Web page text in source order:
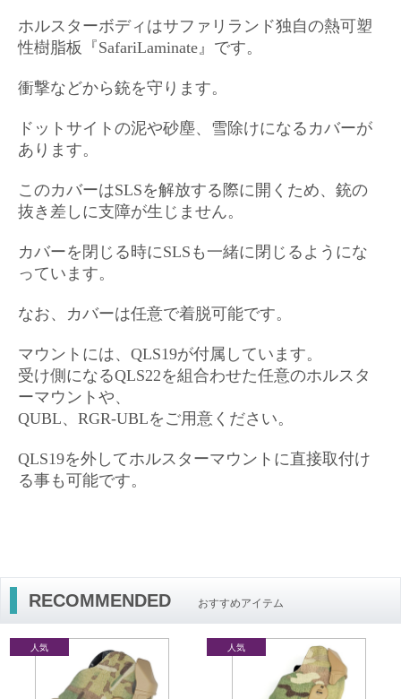
ホルスターボディはサファリランド独自の熱可塑
性樹脂板『SafariLaminate』です。
衝撃などから銃を守ります。
ドットサイトの泥や砂塵、雪除けになるカバーが
あります。
このカバーはSLSを解放する際に開くため、銃の
抜き差しに支障が生じません。
カバーを閉じる時にSLSも一緒に閉じるようにな
っています。
なお、カバーは任意で着脱可能です。
マウントには、QLS19が付属しています。
受け側になるQLS22を組合わせた任意のホルスタ
ーマウントや、
QUBL、RGR-UBLをご用意ください。
QLS19を外してホルスターマウントに直接取付け
る事も可能です。
RECOMMENDED おすすめアイテム